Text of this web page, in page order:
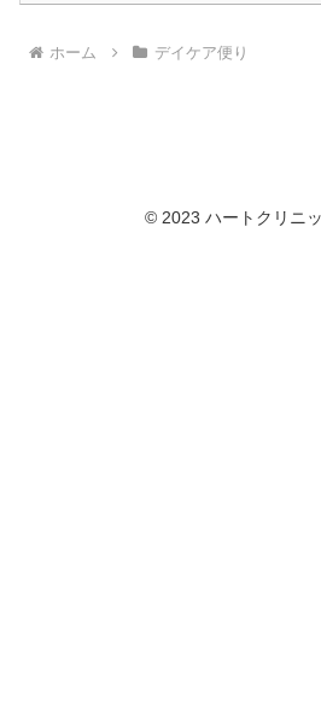
ホーム デイケア便り
© 2023 ハートクリニ